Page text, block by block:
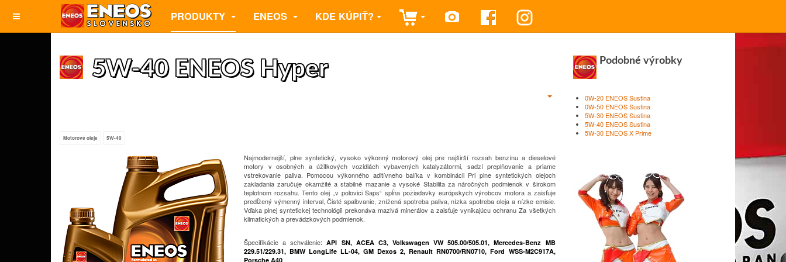
PRODUKTY ENEOS KDE KÚPIŤ?
5W-40 ENEOS Hyper
Motorové oleje 5W-40
Najmodernejší, plne syntetický, vysoko výkonný motorový olej pre najširší rozsah benzínu a dieselové
motory v osobných a úžitkových vozidlách vybavených katalyzátormi, sadzí preplňovanie a priame
vstrekovanie paliva. Pomocou výkonného aditívneho balíka v kombinácii Pri plne syntetických olejoch
zakladania zaručuje okamžité a stabilné mazanie a vysoké Stabilita za náročných podmienok v širokom
teplotnom rozsahu. Tento olej „v polovici Saps“ spĺňa požiadavky európskych výrobcov motora a zaisťuje
predĺžený výmenný interval, Čisté spaľovanie, znížená spotreba paliva, nízka spotreba oleja a nízke emisie.
Vďaka plnej syntetickej technológii prekonáva mazivá minerálov a zaisťuje vynikajúcu ochranu Za všetkých
klimatických a prevádzkových podmienok.
Špecifikácie a schválenie:API SN, ACEA C3, Volkswagen VW 505.00/505.01, Mercedes-Benz MB
229.51/229.31, BMW LongLife LL-04, GM Dexos 2, Renault RN0700/RN0710, Ford WSS-M2C917A,
Porsche A40
Podobné výrobky
0W-20 ENEOS Sustina
0W-50 ENEOS Sustina
5W-30 ENEOS Sustina
5W-40 ENEOS Sustina
5W-30 ENEOS X Prime